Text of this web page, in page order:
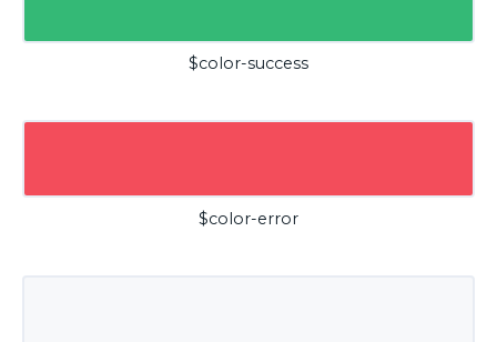
$color-success
$color-error